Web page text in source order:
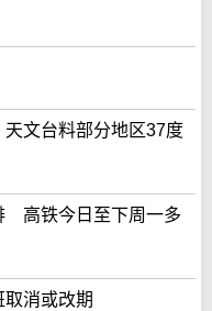
文台料部分地区37度
高铁今日至下周一多
消或改期